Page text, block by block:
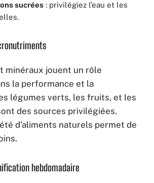
sucrées : privilégiez l’eau et les
minéraux jouent un rôle
la performance et la
légumes verts, les fruits, et les
des sources privilégiées.
d’aliments naturels permet de
hebdomadaire